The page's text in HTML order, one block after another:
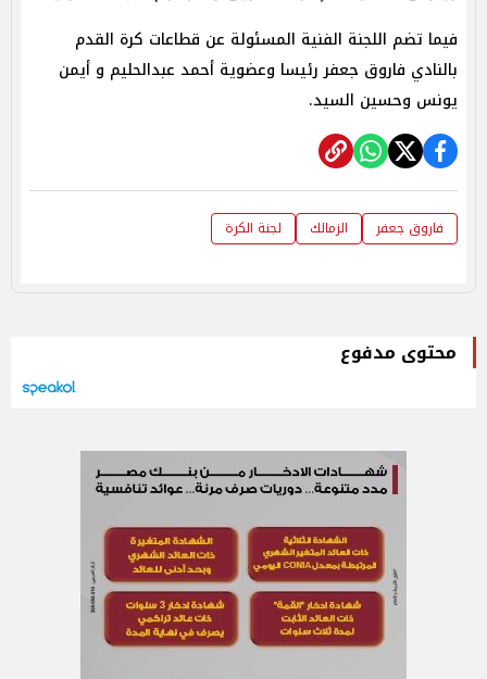
فيما تضم اللجنة الفنية المسئولة عن قطاعات كرة القدم
بالنادي فاروق جعفر رئيسا وعضوية أحمد عبدالحليم و أيمن
يونس وحسين السيد.
فاروق جعفر الزمالك لجنة الكرة
محتوى مدفوع